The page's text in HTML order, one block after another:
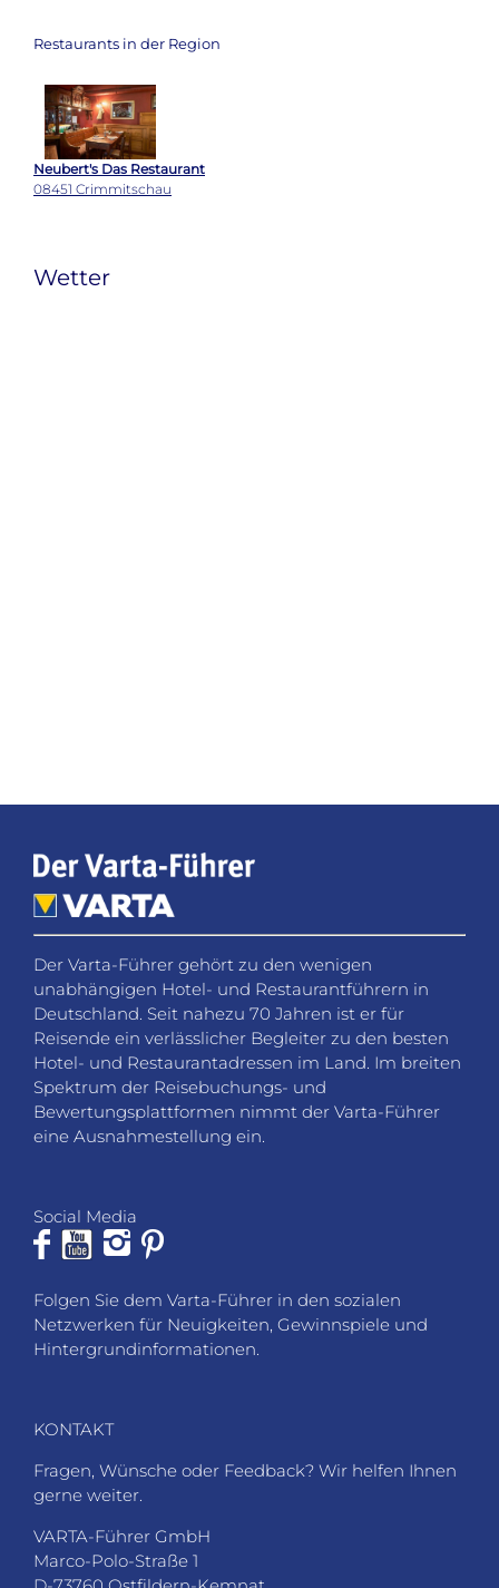
Restaurants in der Region
Neubert's Das Restaurant
08451 Crimmitschau
Wetter
Der Varta-Führer gehört zu den wenigen
unabhängigen Hotel- und Restaurantführern in
Deutschland. Seit nahezu 70 Jahren ist er für
Reisende ein verlässlicher Begleiter zu den besten
Hotel- und Restaurantadressen im Land. Im breiten
Spektrum der Reisebuchungs- und
Bewertungsplattformen nimmt der Varta-Führer
eine Ausnahmestellung ein.
Social Media
Folgen Sie dem Varta-Führer in den sozialen
Netzwerken für Neuigkeiten, Gewinnspiele und
Hintergrundinformationen.
KONTAKT
Fragen, Wünsche oder Feedback? Wir helfen Ihnen
gerne weiter.
VARTA-Führer GmbH
Marco-Polo-Straße 1